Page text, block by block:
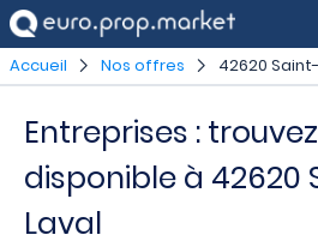
Accueil Nos offres 42620
Entreprises :
disponible à 42620
Laval